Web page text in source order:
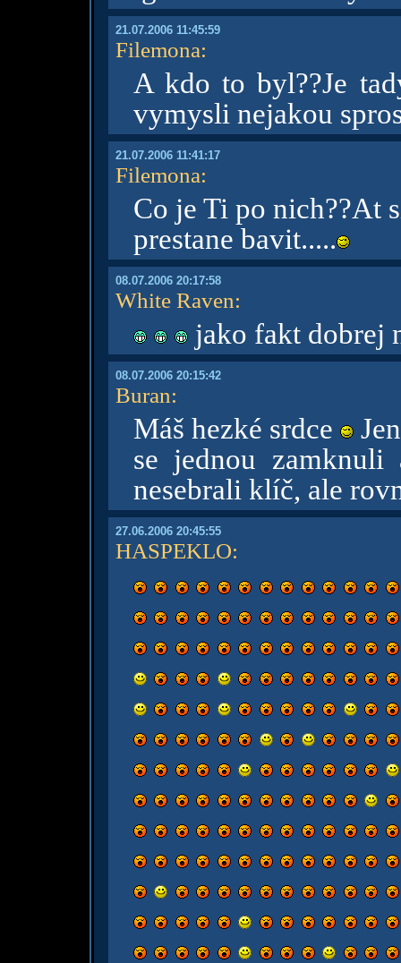
21.07.2006 11:45:59
Filemona:
A kdo to byl??Je
vymysli nejakou
21.07.2006 11:41:17
Filemona:
Co je Ti po nich??At
prestane bavit.....
08.07.2006 20:17:58
White Raven:
jako fakt dobrej
08.07.2006 20:15:42
Buran:
Máš hezké srdce
se jednou
nesebrali klíč, ale
27.06.2006 20:45:55
HASPEKLO: